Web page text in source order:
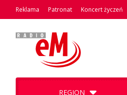
Reklama Patronat Koncert życzeń
REGION